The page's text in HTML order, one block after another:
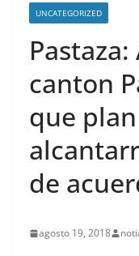
UNCATEGORIZED
canton
que
de
agosto 19, 2018